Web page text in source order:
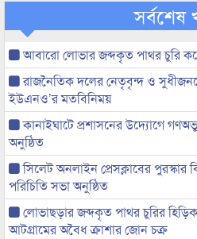
সর্বশেষ
আবারো লোভার জব্দকৃত পাথর চুরি
রাজনৈতিক দলের নেতৃবৃন্দ ও
ইউএনও’র মতবিনিময়
কানাইঘাটে প্রশাসনের উদ্যোগে
অনুষ্ঠিত
সিলেট অনলাইন প্রেসক্লাবের
পরিচিতি সভা অনুষ্ঠিত
লোভাছড়ার জব্দকৃত পাথর চুরির
আটগ্রামের অবৈধ ক্রাশার জোন চক্র